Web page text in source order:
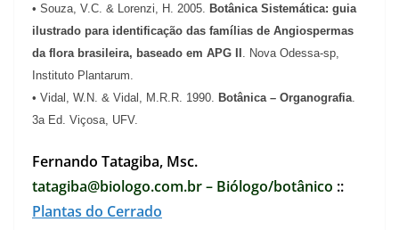
• Souza, V.C. & Lorenzi, H. 2005. Botânica Sistemática: guia
ilustrado para identificação das famílias de Angiospermas
da flora brasileira, baseado em APG II . Nova Odessa-sp,
Instituto Plantarum.
• Vidal, W.N. & Vidal, M.R.R. 1990. Botânica – Organografia
3a Ed. Viçosa, UFV.
Fernando Tatagiba, Msc.
tatagiba@biologo.com.br – Biólogo/botânico ::
Plantas do Cerrado